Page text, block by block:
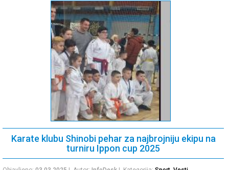
Karate klubu Shinobi pehar za najbrojniju ekipu na
turniru Ippon cup 2025